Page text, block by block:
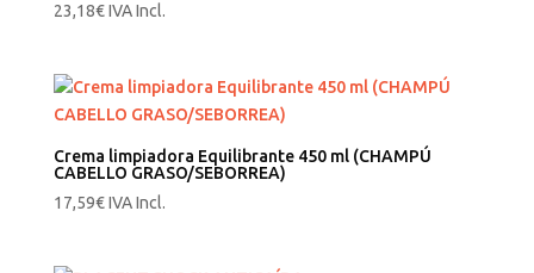
23,18€ IVA Incl.
Crema limpiadora Equilibrante 450 ml (CHAMPÚ
CABELLO GRASO/SEBORREA)
17,59€ IVA Incl.